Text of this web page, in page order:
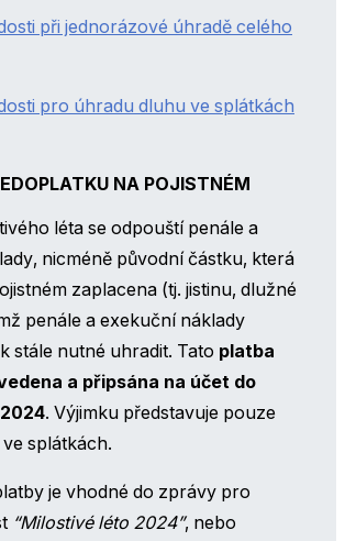
při jednorázové úhradě celého
pro úhradu dluhu ve splátkách
NA POJISTNÉM
léta se odpouští penále a
nicméně původní částku, která
zaplacena (tj. jistinu, dlužné
penále a exekuční náklady
stále nutné uhradit. Tato platba
a připsána na účet do
. Výjimku představuje pouze
splátkách.
je vhodné do zprávy pro
“Milostivé léto 2024”, nebo